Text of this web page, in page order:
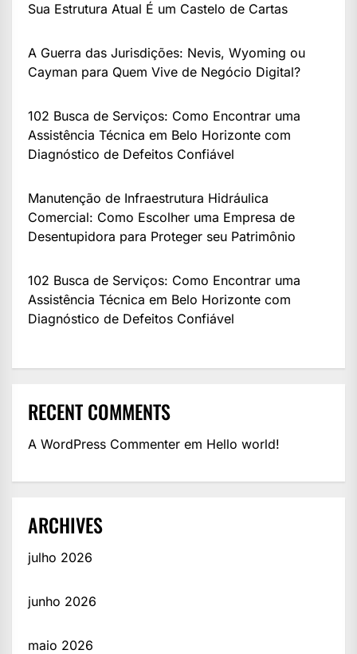
Sua Estrutura Atual É um Castelo de Cartas
A Guerra das Jurisdições: Nevis, Wyoming ou
Cayman para Quem Vive de Negócio Digital?
102 Busca de Serviços: Como Encontrar uma
Assistência Técnica em Belo Horizonte com
Diagnóstico de Defeitos Confiável
Manutenção de Infraestrutura Hidráulica
Comercial: Como Escolher uma Empresa de
Desentupidora para Proteger seu Patrimônio
102 Busca de Serviços: Como Encontrar uma
Assistência Técnica em Belo Horizonte com
Diagnóstico de Defeitos Confiável
RECENT COMMENTS
A WordPress Commenter em Hello world!
ARCHIVES
julho 2026
junho 2026
maio 2026